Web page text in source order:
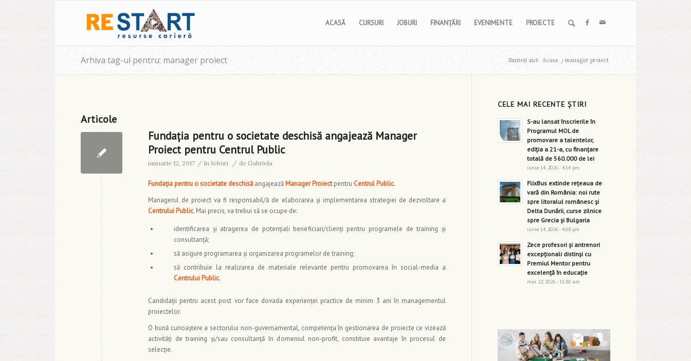
ACASĂ CURSURI JOBURI FINANȚĂRI EVENIMENTE PROIECTE
Arhiva tag-ul pentru: manager proiect Sunteți aici: Acasa / manager proiect
Articole
Fundația pentru o societate deschisă angajează Manager
Proiect pentru Centrul Public
ianuarie 12, 2017 / în Joburi / de Gabriela
Fundația pentru o societate deschisă angajează Manager Proiectpentru Centrul Public.
Managerul de proiect va fi responsabil/ă de elaborarea și implementarea strategiei de dezvoltare a
Centrului Public. Mai precis, va trebui să se ocupe de:
identificarea și atragerea de potențiali beneficiari/clienți pentru programele de training și
consultanță;
să asigure programarea și organizarea programelor de training;
să contribuie la realizarea de materiale relevante pentru promovarea în social-media a
Centrului Public.
Candidații pentru acest post vor face dovada experienței practice de minim 3 ani în managementul
proiectelor.
O bună cunoaștere a sectorului non-guvernamental, competența în gestionarea de proiecte ce vizează
activități de training și/sau consultanță în domeniul non-profit, constituie avantaje în procesul de
selecție.
CELE MAI RECENTE ȘTIRI
S-au lansat înscrierile în
Programul MOL de
promovare a talentelor,
ediția a 21-a, cu finanțare
totală de 560.000 de lei
iunie 14, 2026 - 4:14 pm
FlixBus extinde rețeaua de
vară din România: noi rute
spre litoralul românesc și
Delta Dunării, curse zilnice
spre Grecia și Bulgaria
iunie 14, 2026 - 4:08 pm
Zece profesori și antrenori
excepționali distinși cu
Premiul Mentor pentru
excelență în educație
mai 22, 2026 - 11:30 am